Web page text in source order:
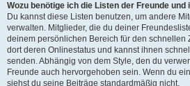
Wozu benötige ich die Listen der Freunde
Du kannst diese Listen benutzen, um andere
verwalten. Mitglieder, die du deiner
deinem persönlichen Bereich für den schnellen
dort deren Onlinestatus und kannst ihnen
senden. Abhängig von dem Style, den du
Freunde auch hervorgehoben sein. Wenn du
siehst du seine Beiträge standardmäßig nicht.